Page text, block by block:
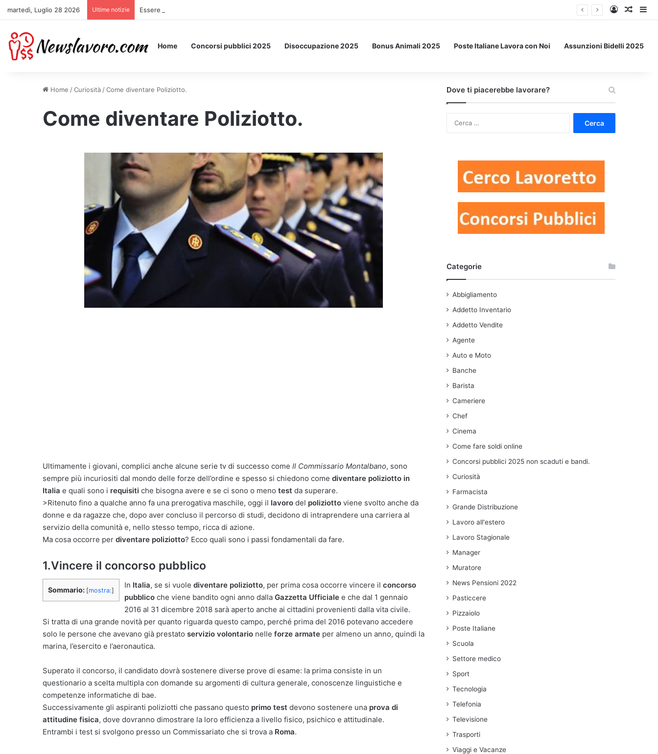
martedì, Luglio 28 2026 Ultime notizie Essere Pagati per Stare a Letto: ecco l’esperimento spaziale. Accedi
Un
Home Concorsi pubblici 2025 Disoccupazione 2025 Bonus Animali 2025 Poste Italiane Lavora con Noi Assunzioni Bidelli 2025
Home /Curiosità /Come diventare Poliziotto.
Come diventare Poliziotto.
Ultimamente i giovani, complici anche alcune serie tv di successo come Il Commissario Montalbano, sono
sempre più incuriositi dal mondo delle forze dell’ordine e spesso si chiedono come diventare poliziotto in
Italia e quali sono i requisiti che bisogna avere e se ci sono o meno test da superare.
>Ritenuto fino a qualche anno fa una prerogativa maschile, oggi il lavoro del poliziotto viene svolto anche da
donne e da ragazze che, dopo aver concluso il percorso di studi, decidono di intraprendere una carriera al
servizio della comunità e, nello stesso tempo, ricca di azione.
Ma cosa occorre per diventare poliziotto? Ecco quali sono i passi fondamentali da fare.
1.Vincere il concorso pubblico
Sommario: [mostra:]
In Italia, se si vuole diventare poliziotto, per prima cosa occorre vincere il concorso
pubblico che viene bandito ogni anno dalla Gazzetta Ufficiale e che dal 1 gennaio
2016 al 31 dicembre 2018 sarà aperto anche ai cittadini provenienti dalla vita civile.
Si tratta di una grande novità per quanto riguarda questo campo, perché prima del 2016 potevano accedere
solo le persone che avevano già prestato servizio volontario nelle forze armate per almeno un anno, quindi la
marina, l’esercito e l’aeronautica.
Superato il concorso, il candidato dovrà sostenere diverse prove di esame: la prima consiste in un
questionario a scelta multipla con domande su argomenti di cultura generale, conoscenze linguistiche e
competenze informatiche di bae.
Successivamente gli aspiranti poliziotti che passano questo primo test devono sostenere una prova di
attitudine fisica, dove dovranno dimostrare la loro efficienza a livello fisico, psichico e attitudinale.
Entrambi i test si svolgono presso un Commissariato che si trova a Roma.
Dove ti piacerebbe lavorare?
Categorie
Abbigliamento
Addetto Inventario
Addetto Vendite
Agente
Auto e Moto
Banche
Barista
Cameriere
Chef
Cinema
Come fare soldi online
Concorsi pubblici 2025 non scaduti e bandi.
Curiosità
Farmacista
Grande Distribuzione
Lavoro all'estero
Lavoro Stagionale
Manager
Muratore
News Pensioni 2022
Pasticcere
Pizzaiolo
Poste Italiane
Scuola
Settore medico
Sport
Tecnologia
Telefonia
Televisione
Trasporti
Viaggi e Vacanze